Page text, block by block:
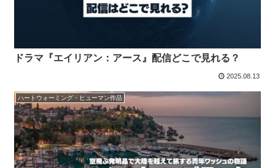
ドラマ『エイリアン：アース』配信どこで見れる？
2025.08.13
ハートウォーミング・ヒューマン作品